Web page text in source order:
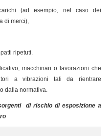
(ad esempio, nel caso dei
di merci),
ripetuti.
macchinari o lavorazioni che
a vibrazioni tali da rientrare
dalla normativa.
di rischio di esposizione a